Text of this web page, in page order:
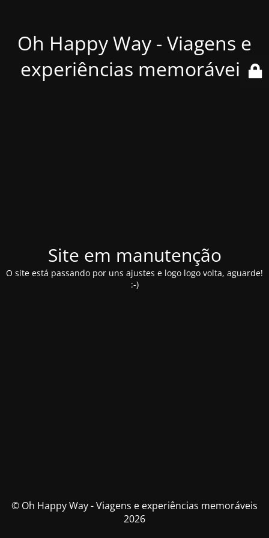
Oh Happy Way - Viagens e
experiências memoráveis
Site em manutenção
O site está passando por uns ajustes e logo logo volta, aguarde!
:-)
© Oh Happy Way - Viagens e experiências memoráveis
2026